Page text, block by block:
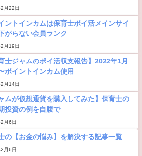
月22日
ントインカムは保育士ポイ活メインサイ
がらない会員ランク
月19日
士ジャムのポイ活収支報告】2022年1月
ポイントインカム使用
月14日
ムが仮想通貨を購入してみた】保育士の
投資の例を自腹で
月6日
の【お金の悩み】を解決する記事一覧
月6日